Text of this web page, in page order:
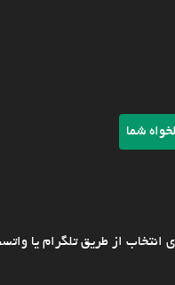
شما
از طریق تلگرام یا